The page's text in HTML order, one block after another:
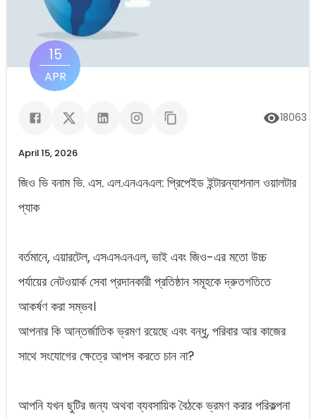
15
APR
18063
April 15, 2026
জিও ভি বনাম ভি. এস. এল.এনএনএল: প্রিপেইড ইন্টারন্যাশনাল ওয়ালটার
প্যাক
বর্তমানে, এয়ারটেল, এসএসএনএল, ভাই এবং জিও-এর মতো উচ্চ
পর্যায়ের নেটওয়ার্ক সেবা প্রদানকারী প্রতিষ্ঠান সমূহকে দ্রুতগতিতে
আকর্ষণ করা সম্ভব।
আপনার কি আন্তর্জাতিক ভ্রমণ রয়েছে এবং বন্ধু, পরিবার আর কাজের
সাথে সংযোগের ক্ষেত্রে আপস করতে চান না?
আপনি যখন ছুটির জন্য অথবা ব্যবসায়িক বৈঠকে ভ্রমণ করার পরিকল্পনা